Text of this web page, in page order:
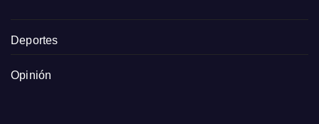
Deportes
Opinión